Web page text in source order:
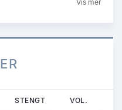
Vis mer
STENGT VOL.